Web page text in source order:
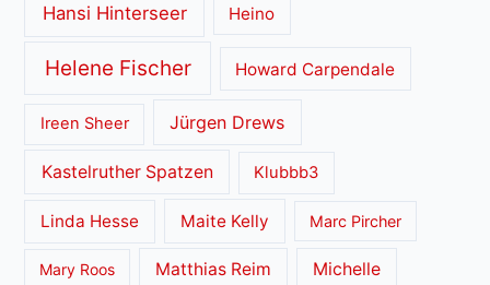
Hansi Hinterseer Heino
Helene Fischer Howard Carpendale
Ireen Sheer Jürgen Drews
Kastelruther Spatzen Klubbb3
Linda Hesse Maite Kelly Marc Pircher
Mary Roos Matthias Reim Michelle